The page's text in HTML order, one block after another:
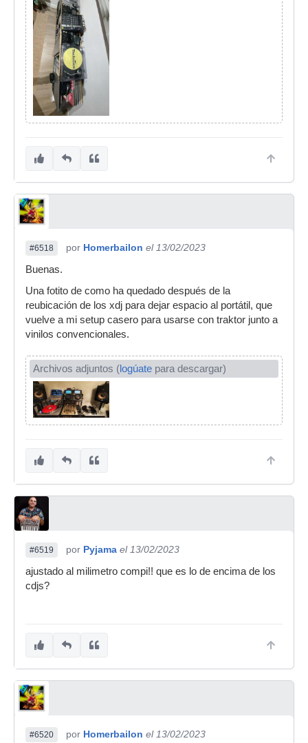
#6518 por Homerbailon el 13/02/2023
Buenas.
Una fotito de como ha quedado después de la
reubicación de los xdj para dejar espacio al portátil, que
vuelve a mi setup casero para usarse con traktor junto a
vinilos convencionales.
Archivos adjuntos (logúate para descargar)
#6519 por Pyjama el 13/02/2023
ajustado al milimetro compi!! que es lo de encima de los
cdjs?
#6520 por Homerbailon el 13/02/2023